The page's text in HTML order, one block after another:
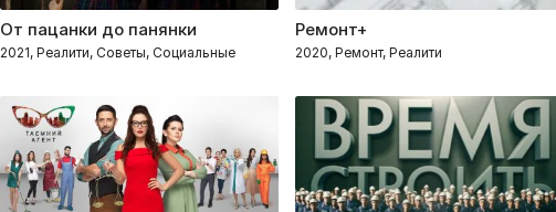
От пацанки до панянки
2021, Реалити, Советы, Социальные
Ремонт+
2020, Ремонт, Реалити